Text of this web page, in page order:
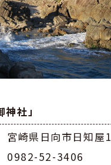
社」
宮崎県日向市日知屋1
0982-52-3406